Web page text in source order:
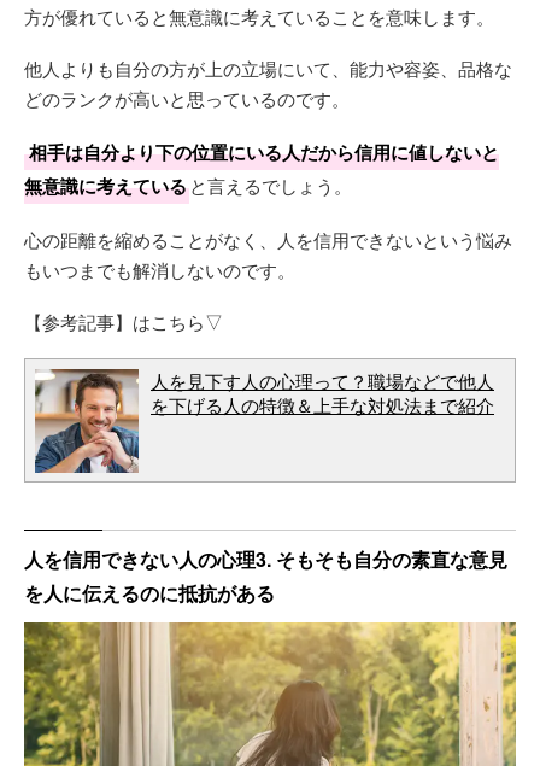
方が優れていると無意識に考えていることを意味します。
他人よりも自分の方が上の立場にいて、能力や容姿、品格な
どのランクが高いと思っているのです。
相手は自分より下の位置にいる人だから信用に値しないと
無意識に考えていると言えるでしょう。
心の距離を縮めることがなく、人を信用できないという悩み
もいつまでも解消しないのです。
【参考記事】はこちら▽
人を見下す人の心理って？職場などで他人
を下げる人の特徴＆上手な対処法まで紹介
人を信用できない人の心理3. そもそも自分の素直な意見
を人に伝えるのに抵抗がある